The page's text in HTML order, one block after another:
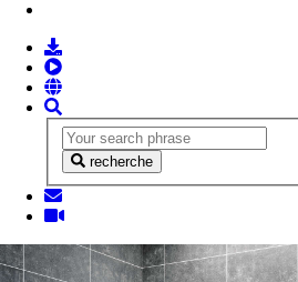
recherche